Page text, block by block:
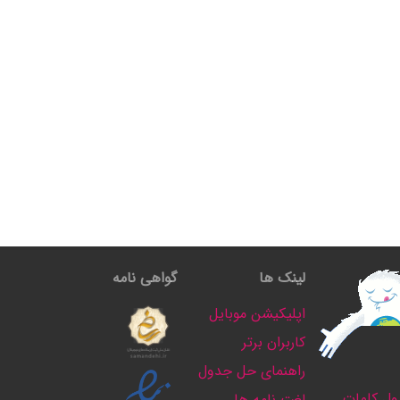
لینک ها
اپلیکیشن موبایل
کاربران برتر
راهنمای حل جدول
گواهی نامه